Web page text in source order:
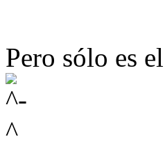
Pero sólo es